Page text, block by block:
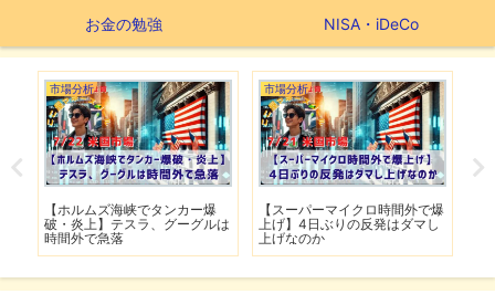
お金の勉強 NISA・iDeCo
市場分析
【ホルムズ海峡でタンカー爆
破・炎上】テスラ、グーグルは
時間外で急落
市場分析
【スーパーマイクロ時間外で爆
上げ】4日ぶりの反発はダマし
上げなのか